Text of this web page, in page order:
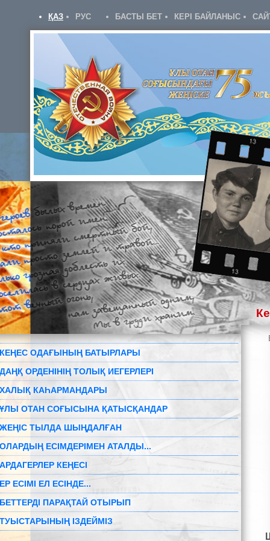
ҚАЗ РУС БАСТЫ БЕТ КЕРІ БАЙЛАНЫС
КЕҢЕС ОДАҒЫНЫҢ БАТЫРЛАРЫ
ДАҢҚ ОРДЕНІНІҢ ТОЛЫҚ ИЕГЕРЛЕРІ
ХАЛЫҚ КАҺАРМАНДАРЫ
ҰЛЫ ОТАН СОҒЫСЫНА ҚАТЫСҚАНДАР
ЖЕҢІС ТЫЛДА ШЫҢДАЛҒАН
ОЛАРДЫҢ ЕСІМДЕРІМЕН АТАЛДЫ...
АРДАГЕРЛЕР КЕҢЕСІ
ЕР ЕСІМІ ЕЛ ЕСІНДЕ...
БЕТТЕРДІ ПАРАҚТАЙ ОТЫРЫП
ТУЫСТАРЫНЫҢ ІЗДЕЙМІЗ